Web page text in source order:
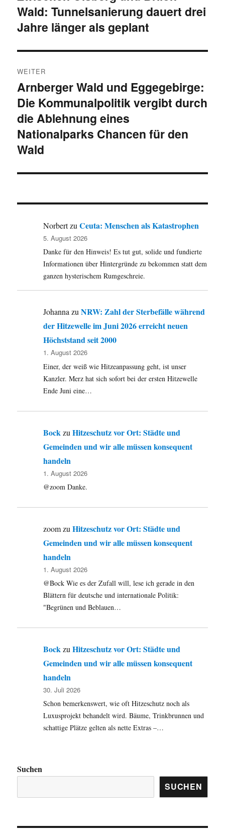
Beitrag:
Wald: Tunnelsanierung dauert drei
Jahre länger als geplant
WEITER
Nächster
Beitrag:
Arnberger Wald und Eggegebirge:
Die Kommunalpolitik vergibt durch
die Ablehnung eines
Nationalparks Chancen für den
Wald
NorbertzuCeuta: Menschen als Katastrophen
5. August 2026
Danke für den Hinweis! Es tut gut, solide und fundierte
Informationen über Hintergründe zu bekommen statt dem
ganzen hysterischem Rumgeschreie.
JohannazuNRW: Zahl der Sterbefälle während
der Hitzewelle im Juni 2026 erreicht neuen
Höchststand seit 2000
1. August 2026
Einer, der weiß wie Hitzeanpassung geht, ist unser
Kanzler. Merz hat sich sofort bei der ersten Hitzewelle
Ende Juni eine…
Bock zuHitzeschutz vor Ort: Städte und
Gemeinden und wir alle müssen konsequent
handeln
1. August 2026
@zoom Danke.
zoomzuHitzeschutz vor Ort: Städte und
Gemeinden und wir alle müssen konsequent
handeln
1. August 2026
@Bock Wie es der Zufall will, lese ich gerade in den
Blättern für deutsche und internationale Politik:
"Begrünen und Beblauen…
Bock zuHitzeschutz vor Ort: Städte und
Gemeinden und wir alle müssen konsequent
handeln
30. Juli 2026
Schon bemerkenswert, wie oft Hitzeschutz noch als
Luxusprojekt behandelt wird. Bäume, Trinkbrunnen und
schattige Plätze gelten als nette Extras –…
Suchen
SUCHEN